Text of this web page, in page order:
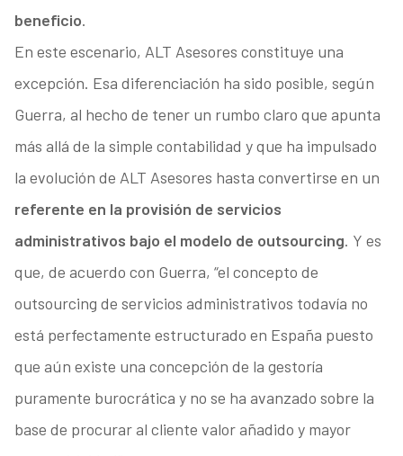
beneficio.
En este escenario, ALT Asesores constituye una
excepción. Esa diferenciación ha sido posible, según
Guerra, al hecho de tener un rumbo claro que apunta
más allá de la simple contabilidad y que ha impulsado
la evolución de ALT Asesores hasta convertirse en un
referente en la provisión de servicios
administrativos bajo el modelo de outsourcing. Y es
que, de acuerdo con Guerra, “el concepto de
outsourcing de servicios administrativos todavía no
está perfectamente estructurado en España puesto
que aún existe una concepción de la gestoría
puramente burocrática y no se ha avanzado sobre la
base de procurar al cliente valor añadido y mayor